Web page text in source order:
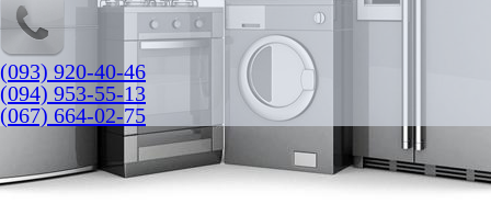
(093) 920-40-46
(094) 953-55-13
(067) 664-02-75